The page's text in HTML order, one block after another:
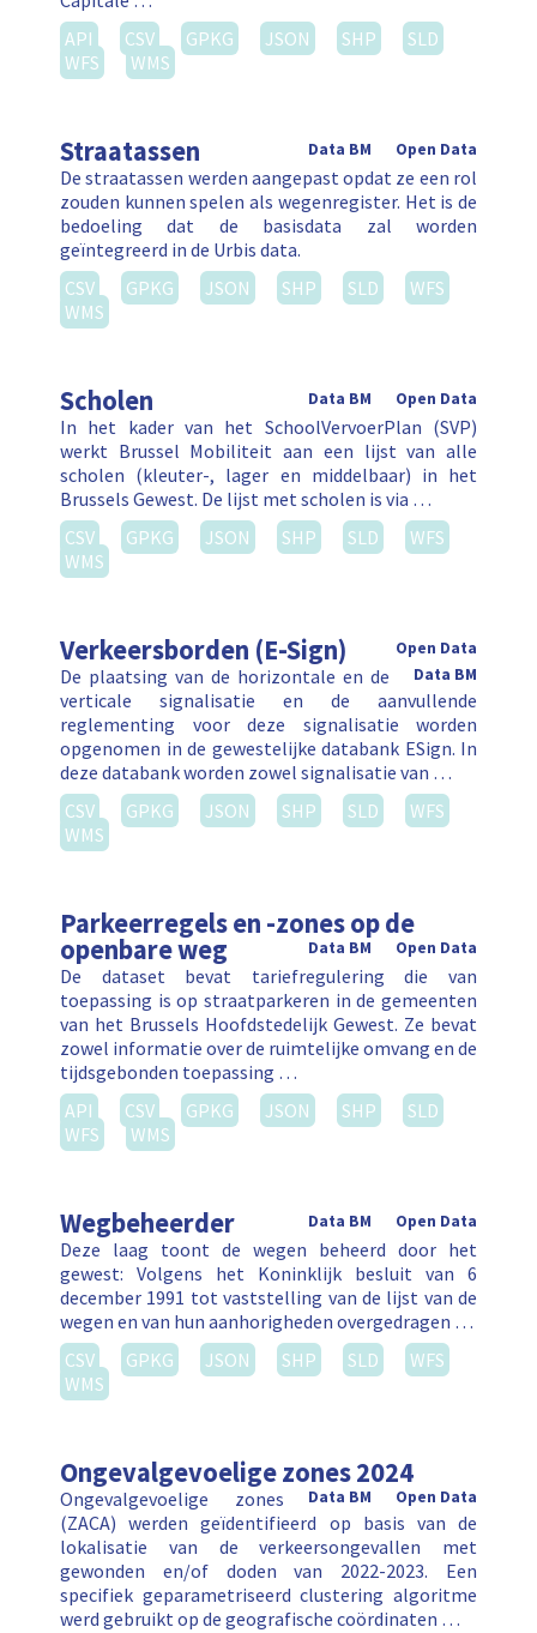
API
CSV GPKG JSON SHP
SLD
WFS
WMS
Straatassen Open Data
Data BM
De straatassen werden aangepast opdat ze een rol
zouden kunnen spelen als wegenregister. Het is de
bedoeling dat de basisdata zal worden
geïntegreerd in de Urbis data.
CSV
GPKG JSON SHP SLD
WFS
WMS
Scholen Open Data
Data BM
In het kader van het SchoolVervoerPlan (SVP)
werkt Brussel Mobiliteit aan een lijst van alle
scholen (kleuter-, lager en middelbaar) in het
Brussels Gewest. De lijst met scholen is via …
CSV
GPKG JSON SHP SLD
WFS
WMS
Verkeersborden (E-Sign)
Open Data
Data BM
De plaatsing van de horizontale en de
verticale signalisatie en de aanvullende
reglementing voor deze signalisatie worden
opgenomen in de gewestelijke databank ESign. In
deze databank worden zowel signalisatie van …
CSV
GPKG JSON SHP SLD
WFS
WMS
Parkeerregels en -zones op de
openbare weg Open Data
Data BM
De dataset bevat tariefregulering die van
toepassing is op straatparkeren in de gemeenten
van het Brussels Hoofdstedelijk Gewest. Ze bevat
zowel informatie over de ruimtelijke omvang en de
tijdsgebonden toepassing …
API
CSV GPKG JSON SHP
SLD
WFS
WMS
Wegbeheerder Open Data
Data BM
Deze laag toont de wegen beheerd door het
gewest: Volgens het Koninklijk besluit van 6
december 1991 tot vaststelling van de lijst van de
wegen en van hun aanhorigheden overgedragen …
CSV
GPKG JSON SHP SLD
WFS
WMS
Ongevalgevoelige zones 2024
Open Data
Data BM
Ongevalgevoelige zones
(ZACA) werden geïdentifieerd op basis van de
lokalisatie van de verkeersongevallen met
gewonden en/of doden van 2022-2023. Een
specifiek geparametriseerd clustering algoritme
werd gebruikt op de geografische coördinaten …